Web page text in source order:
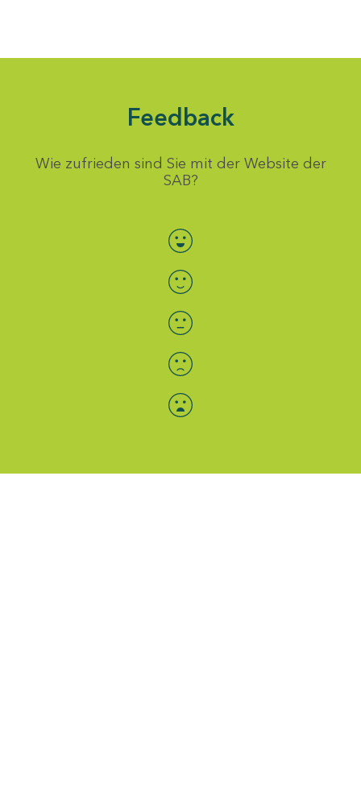
Feedback
Wie zufrieden sind Sie mit der Website der
SAB?
Bewertung auswählen